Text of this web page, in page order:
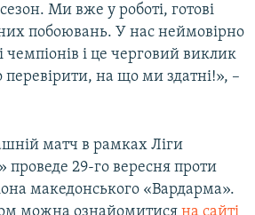
Ми вже у роботі, готові
побоювань. У нас неймовірно
чемпіонів і це черговий виклик
на що ми здатні!», –
матч в рамках Ліги
проведе 29-го вересня проти
македонського «Вардарма».